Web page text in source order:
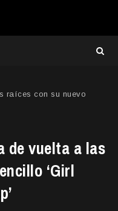
raíces con su nuevo
de vuelta a las
‘Girl